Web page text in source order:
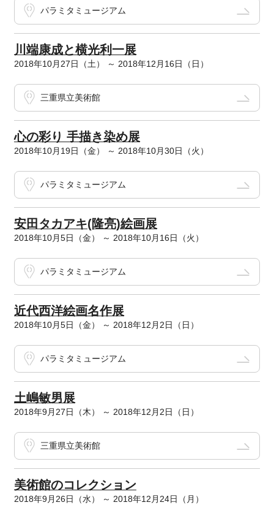
パラミタミュージアム
川端康成と横光利一展
2018年10月27日（土） ～ 2018年12月16日（日）
三重県立美術館
心の彩り 手描き染め展
2018年10月19日（金） ～ 2018年10月30日（火）
パラミタミュージアム
安田タカアキ(隆亮)絵画展
2018年10月5日（金） ～ 2018年10月16日（火）
パラミタミュージアム
近代西洋絵画名作展
2018年10月5日（金） ～ 2018年12月2日（日）
パラミタミュージアム
土嶋敏男展
2018年9月27日（木） ～ 2018年12月2日（日）
三重県立美術館
美術館のコレクション
2018年9月26日（水） ～ 2018年12月24日（月）